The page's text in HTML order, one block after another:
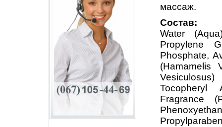
массаж.
Состав:
Water
Propylene
Phosphate,
(Hamamelis
Tocopheryl
Fragrance